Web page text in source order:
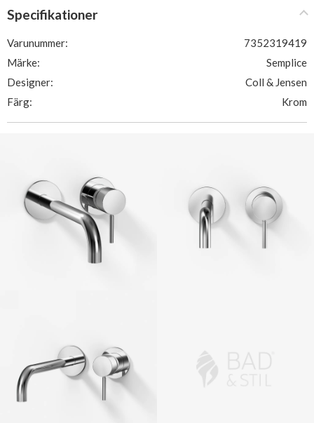
Specifikationer
Varunummer:
7352319419
Märke:
Semplice
Designer:
Coll & Jensen
Färg:
Krom